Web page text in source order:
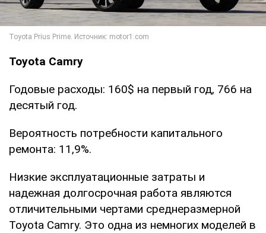
Toyota Camry
Годовые расходы: 160$ на первый год, 766 на
десятый год.
Вероятность потребности капитального
ремонта: 11,9%.
Низкие эксплуатационные затраты и
надежная долгосрочная работа являются
отличительными чертами среднеразмерной
Toyota Camry. Это одна из немногих моделей в